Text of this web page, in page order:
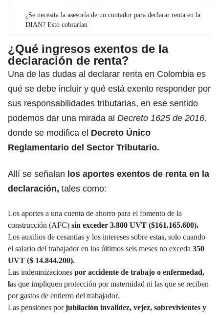
¿Se necesita la asesoría de un contador para declarar renta en la
DIAN? Esto cobrarían
¿Qué ingresos exentos de la
declaración de renta?
Una de las dudas al declarar renta en Colombia es
qué se debe incluir y qué está exento responder por
sus responsabilidades tributarias, en ese sentido
podemos dar una mirada al Decreto 1625 de 2016,
donde se modifica el Decreto Único
Reglamentario del Sector Tributario.
Allí se señalan los aportes exentos de renta en la
declaración, tales como:
Los aportes a una cuenta de ahorro para el fomento de la
construcción (AFC) sin exceder 3.800 UVT ($161.165.600).
Los auxilios de cesantías y los intereses sobre estas, solo cuando
el salario del trabajador en los últimos seis meses no exceda 350
UVT ($ 14.844.200).
Las indemnizaciones por accidente de trabajo o enfermedad,
las que impliquen protección por maternidad ni las que se reciben
por gastos de entierro del trabajador.
Las pensiones porjubilación invalidez, vejez, sobrevivientes y